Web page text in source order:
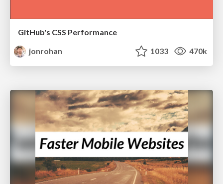
GitHub's CSS Performance
jonrohan
1033 470k